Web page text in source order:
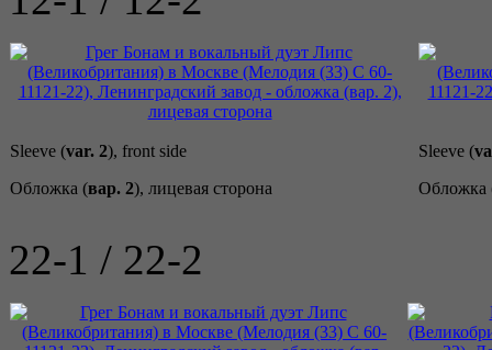
Sleeve (var. 2), front side
Обложка (вар. 2), лицевая сторона
Sleeve (
Обложка
22-1 / 22-2